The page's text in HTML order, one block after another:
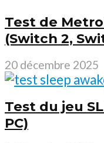
Test de
(Switch 2,
20 décembre 2025
Test du jeu
PC)